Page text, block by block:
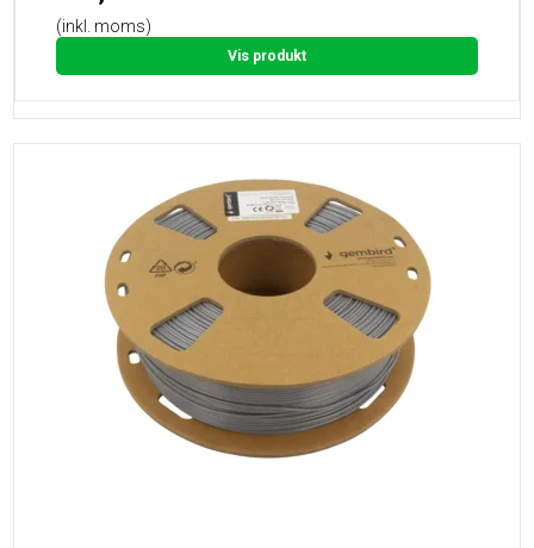
(inkl. moms)
Vis produkt